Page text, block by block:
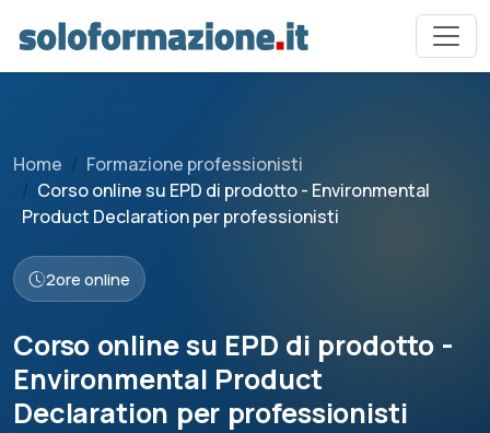
Home
Formazione professionisti
Corso online su EPD di prodotto - Environmental
Product Declaration per professionisti
2ore online
Corso online su EPD di prodotto -
Environmental Product
Declaration per professionisti